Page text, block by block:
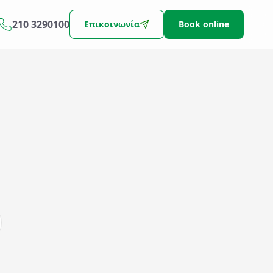
210 3290100 Επικοινωνία Book online